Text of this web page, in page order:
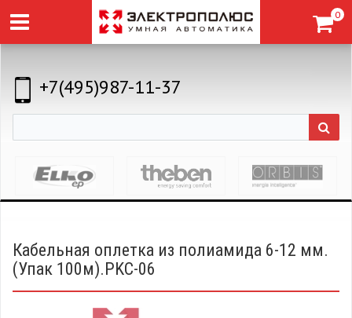
0
+7(495)987-11-37
Кабельная оплетка из полиамида 6-12 мм.
(Упак 100м).PKC-06